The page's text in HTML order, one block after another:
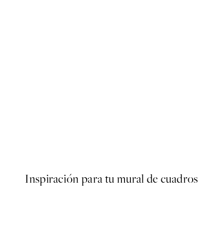
Inspiración para tu mural de cuadros